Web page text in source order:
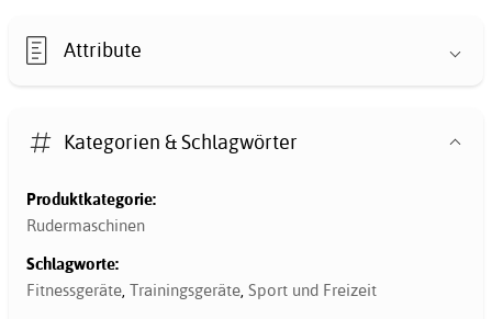
Attribute
Kategorien & Schlagwörter
Produktkategorie:
Rudermaschinen
Schlagworte:
Fitnessgeräte, Trainingsgeräte, Sport und Freizeit